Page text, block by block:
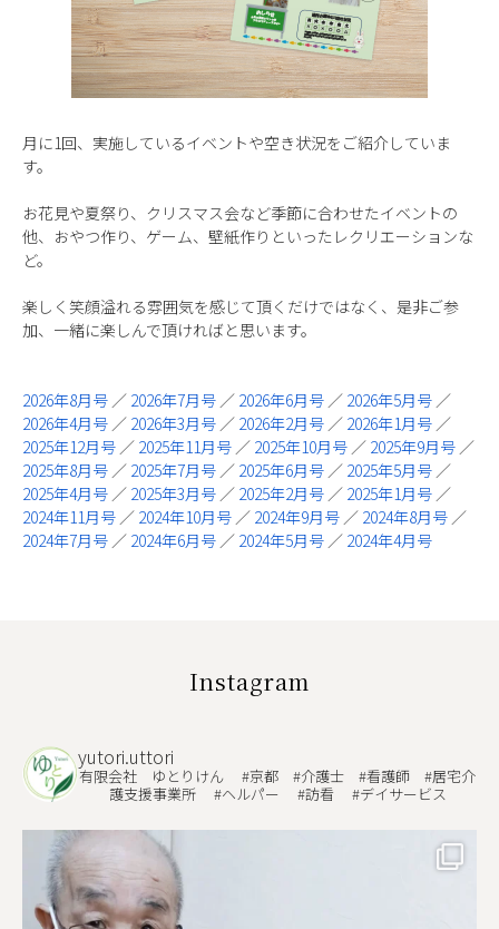
月に1回、実施しているイベントや空き状況をご紹介していま
す。
お花見や夏祭り、クリスマス会など季節に合わせたイベントの
他、おやつ作り、ゲーム、壁紙作りといったレクリエーションな
ど。
楽しく笑顔溢れる雰囲気を感じて頂くだけではなく、是非ご参
加、一緒に楽しんで頂ければと思います。
2026年8月号 ／ 2026年7月号 ／ 2026年6月号 ／ 2026年5月号 ／
2026年4月号 ／ 2026年3月号 ／ 2026年2月号 ／ 2026年1月号 ／
2025年12月号 ／ 2025年11月号 ／ 2025年10月号 ／ 2025年9月号 ／
2025年8月号 ／ 2025年7月号 ／ 2025年6月号 ／ 2025年5月号 ／
2025年4月号 ／ 2025年3月号 ／ 2025年2月号 ／ 2025年1月号 ／
2024年11月号 ／ 2024年10月号 ／ 2024年9月号 ／ 2024年8月号 ／
2024年7月号 ／ 2024年6月号 ／ 2024年5月号 ／ 2024年4月号
Instagram
yutori.uttori
有限会社 ゆとりけん
#京都 #介護士 #看護師 #居宅介
護支援事業所 #ヘルパー #訪看 #デイサービス